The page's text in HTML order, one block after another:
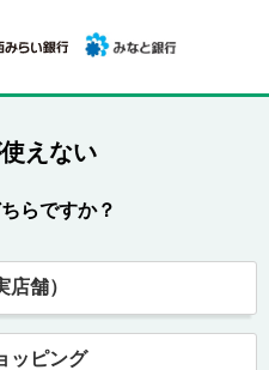
えない
らですか？
店舗）
ッピング